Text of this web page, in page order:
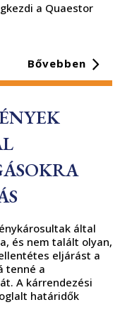
a Quaestor
Bővebben
által
és nem talált olyan,
eljárást a
tenné a
A kárrendezési
határidők